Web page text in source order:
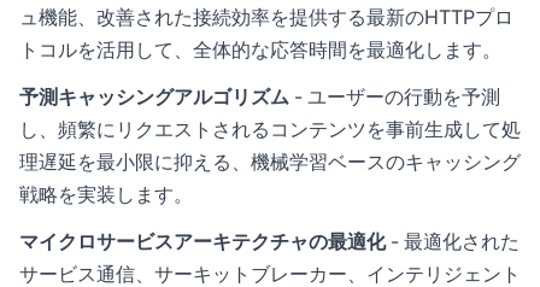
ュ機能、改善された接続効率を提供する最新のHTTPプロ
トコルを活用して、全体的な応答時間を最適化します。
予測キャッシングアルゴリズム - ユーザーの行動を予測
し、頻繁にリクエストされるコンテンツを事前生成して処
理遅延を最小限に抑える、機械学習ベースのキャッシング
戦略を実装します。
マイクロサービスアーキテクチャの最適化- 最適化された
サービス通信、サーキットブレーカー、インテリジェント